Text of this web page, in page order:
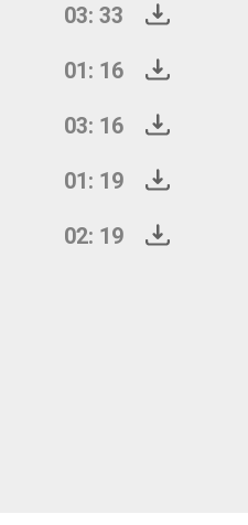
03: 33
01: 16
03: 16
01: 19
02: 19